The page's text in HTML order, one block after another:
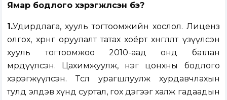
Ямар бодлого хэрэгжүүлсэн бэ?
1.Удирдлага, хууль тогтоомжийн хослол. Лиценз
олгох, хөрөнгө оруулалт татах хоёрт хөнгөлөлт үзүүлсэн
хууль тогтоомжоо 2010-аад онд батлан
мөрдүүлсэн. Цахимжуулж, нэг цонхны бодлого
хэрэгжүүлсэн. Төслөө урагшлуулж хурдавчлахын
тулд элдэв хүнд суртал, гох дэгээг халж гадаадын